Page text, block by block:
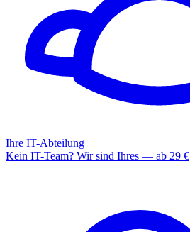
Ihre IT-Abteilung
Kein IT-Team? Wir sind Ihres — ab 29 €